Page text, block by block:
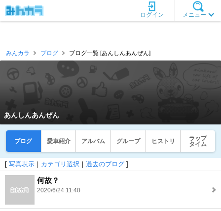
メニュー
ログイン
みんカラ ブログ ブログ一覧 [あんしんあんぜん]
あんしんあんぜん
ブログ 愛車紹介 アルバム グループ ヒストリ
ラップ
タイム
[ 写真表示 ｜ カテゴリ選択 ｜ 過去のブログ ]
何故？
2020/6/24 11:40